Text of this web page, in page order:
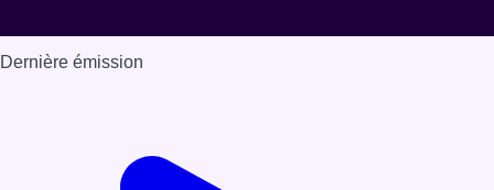
Dernière émission